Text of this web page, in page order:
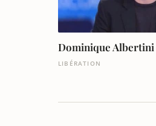
Dominique Albertini
LIBÉRATION